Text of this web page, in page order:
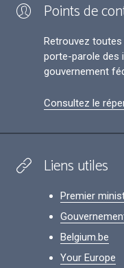
Points de
Retrouvez
porte-parole des
gouvernement
Consultez le
Liens utiles
Premier
Belgium.be
Your Europe